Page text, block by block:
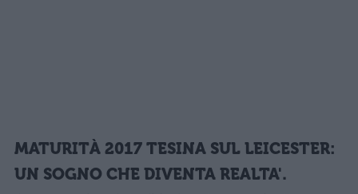
MATURITÀ 2017 TESINA SUL LEICESTER:
UN SOGNO CHE DIVENTA REALTA'.